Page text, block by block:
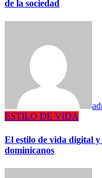
de la sociedad
ESTILO DE VIDA
El estilo de vida digital y
dominicanos